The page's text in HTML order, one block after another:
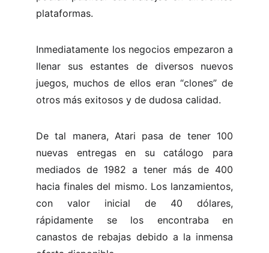
plataformas.
Inmediatamente los negocios empezaron a
llenar sus estantes de diversos nuevos
juegos, muchos de ellos eran “clones” de
otros más exitosos y de dudosa calidad.
De tal manera, Atari pasa de tener 100
nuevas entregas en su catálogo para
mediados de 1982 a tener más de 400
hacia finales del mismo. Los lanzamientos,
con valor inicial de 40 dólares,
rápidamente se los encontraba en
canastos de rebajas debido a la inmensa